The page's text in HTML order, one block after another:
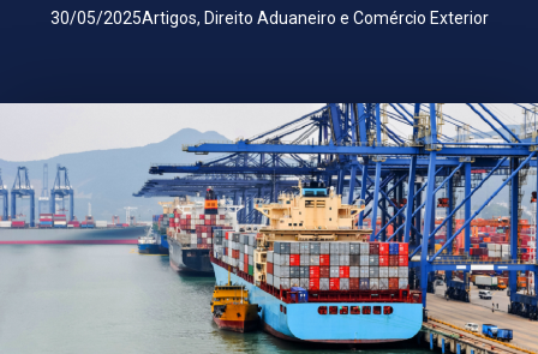
30/05/2025Artigos, Direito Aduaneiro e Comércio Exterior